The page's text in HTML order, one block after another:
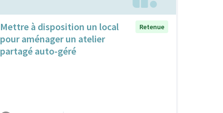
Mettre à disposition un local
pour aménager un atelier
partagé auto-géré
Retenue